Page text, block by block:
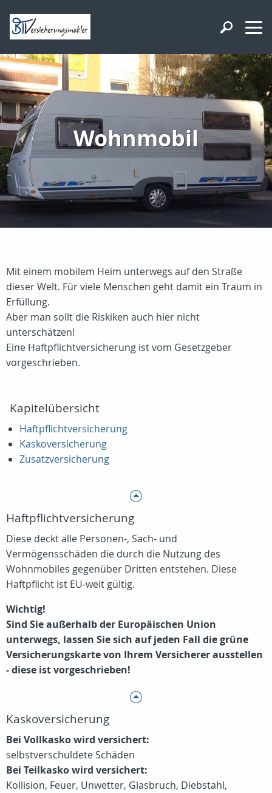
Wohnmobil
Mit einem mobilem Heim unterwegs auf den Straße
dieser Welt. Für viele Menschen geht damit ein Traum in
Erfüllung.
Aber man sollt die Riskiken auch hier nicht
unterschätzen!
Eine Haftpflichtversicherung ist vom Gesetzgeber
vorgeschrieben.
Kapitelübersicht
Haftpflichtversicherung
Kaskoversicherung
Zusatzversicherung
Haftpflichtversicherung
Diese deckt alle Personen-, Sach- und
Vermögensschäden die durch die Nutzung des
Wohnmobiles gegenüber Dritten entstehen. Diese
Haftpflicht ist EU-weit gültig.
Wichtig!
Sind Sie außerhalb der Europäischen Union
unterwegs, lassen Sie sich auf jeden Fall die grüne
Versicherungskarte von Ihrem Versicherer ausstellen
- diese ist vorgeschrieben!
Kaskoversicherung
Bei Vollkasko wird versichert:
selbstverschuldete Schäden
Bei Teilkasko wird versichert:
Kollision, Feuer, Unwetter, Glasbruch, Diebstahl,